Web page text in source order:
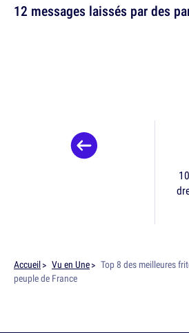
12 messages laissés par des
Accueil Vu en Une
Top 8 des meilleures
peuple de France